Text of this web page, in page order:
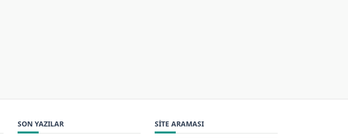
SON YAZILAR SITE ARAMASI